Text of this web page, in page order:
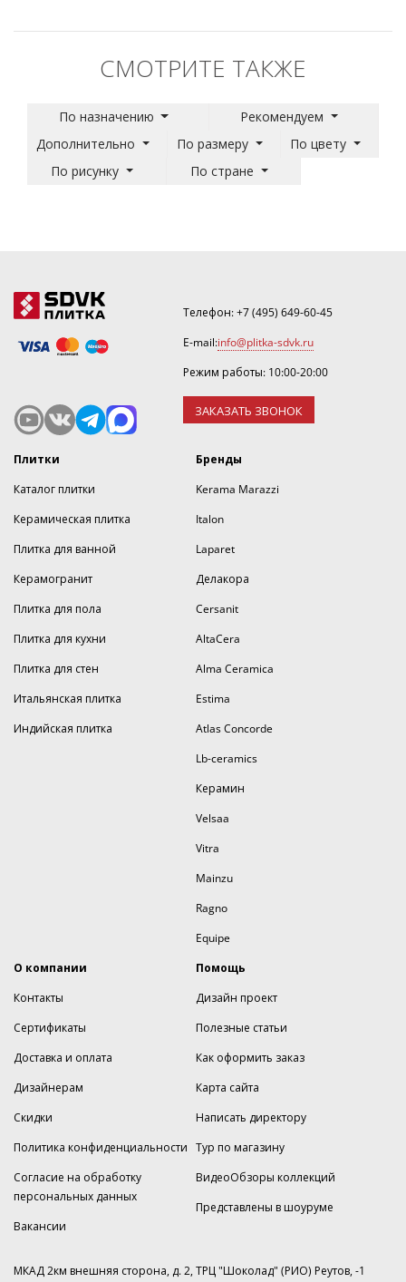
СМОТРИТЕ ТАКЖЕ
По назначению
Рекомендуем
Дополнительно
По размеру
По цвету
По рисунку
По стране
Телефон:+7 (495) 649-60-45
E-mail:info@plitka-sdvk.ru
Режим работы: 10:00-20:00
ЗАКАЗАТЬ ЗВОНОК
Плитки
Каталог плитки
Керамическая плитка
Плитка для ванной
Керамогранит
Плитка для пола
Плитка для кухни
Плитка для стен
Итальянская плитка
Индийская плитка
Бренды
Kerama Marazzi
Italon
Laparet
Делакора
Cersanit
AltaCera
Alma Ceramica
Estima
Atlas Concorde
Lb-ceramics
Керамин
Velsaa
Vitra
Mainzu
Ragno
Equipe
О компании
Контакты
Сертификаты
Доставка и оплата
Дизайнерам
Скидки
Политика конфиденциальности
Согласие на обработку
персональных данных
Вакансии
Помощь
Дизайн проект
Полезные статьи
Как оформить заказ
Карта сайта
Написать директору
Тур по магазину
ВидеоОбзоры коллекций
Представлены в шоуруме
МКАД 2км внешняя сторона, д. 2, ТРЦ "Шоколад" (РИО) Реутов, -1